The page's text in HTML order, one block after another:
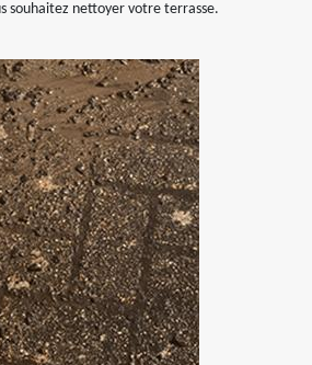
souhaitez nettoyer votre terrasse.